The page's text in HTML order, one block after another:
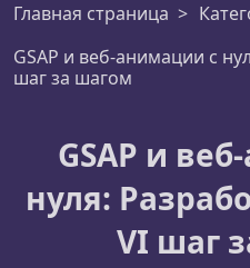
Главная страница
GSAP и веб-анимации с
шаг за шагом
GSAP и
нуля:
VI шаг